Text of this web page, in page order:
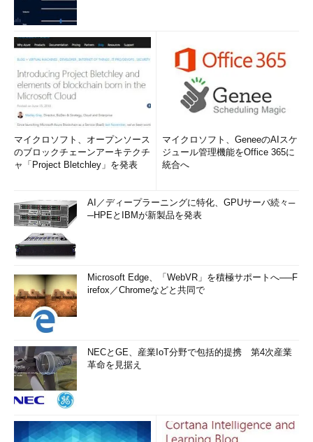
マイクロソフト、オープンソース
のブロックチェーンアーキテクチ
ャ「Project Bletchley」を発表
マイクロソフト、GeneeのAIスケ
ジュール管理機能をOffice 365に
統合へ
AI／ディープラーニングに特化、GPUサーバ続々─
─HPEとIBMが新製品を発表
Microsoft Edge、「WebVR」を積極サポートへ──F
irefox／Chromeなどと共同で
NECとGE、産業IoT分野で包括的提携 第4次産業
革命を見据え